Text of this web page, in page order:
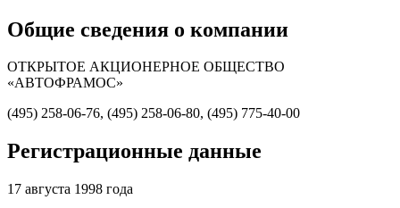
Общие сведения о компании
ОТКРЫТОЕ АКЦИОНЕРНОЕ ОБЩЕСТВО
«АВТОФРАМОС»
(495) 258-06-76, (495) 258-06-80, (495) 775-40-00
Регистрационные данные
17 августа 1998 года